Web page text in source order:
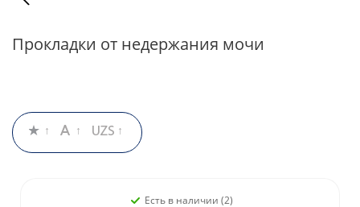
Прокладки от недержания мочи
Есть в наличии (2)